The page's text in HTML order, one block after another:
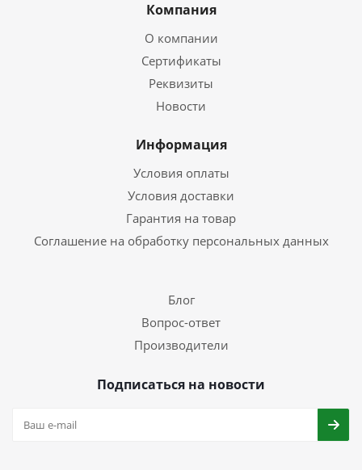
Компания
О компании
Сертификаты
Реквизиты
Новости
Информация
Условия оплаты
Условия доставки
Гарантия на товар
Соглашение на обработку персональных данных
Блог
Вопрос-ответ
Производители
Подписаться на новости